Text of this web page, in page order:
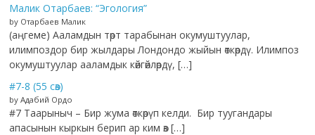
Малик Отарбаев: “Эгология”
by Отарбаев Малик
(аңгеме) Ааламдын төрт тарабынан окумуштуулар,
илимпоздор бир жылдары Лондондо жыйын өткөрдү. Илимпоз
окумуштуулар ааламдык көйгөйлөрдү, […]
#7-8 (55 сөз)
by Адабий Ордо
#7 Таарыныч – Бир жума өткөрүп келди. Бир туугандары
апасынын кыркын берип ар ким өз […]